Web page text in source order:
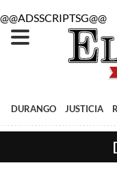
@@ADSSCRIPTSG@@
DURANGO JUSTICIA